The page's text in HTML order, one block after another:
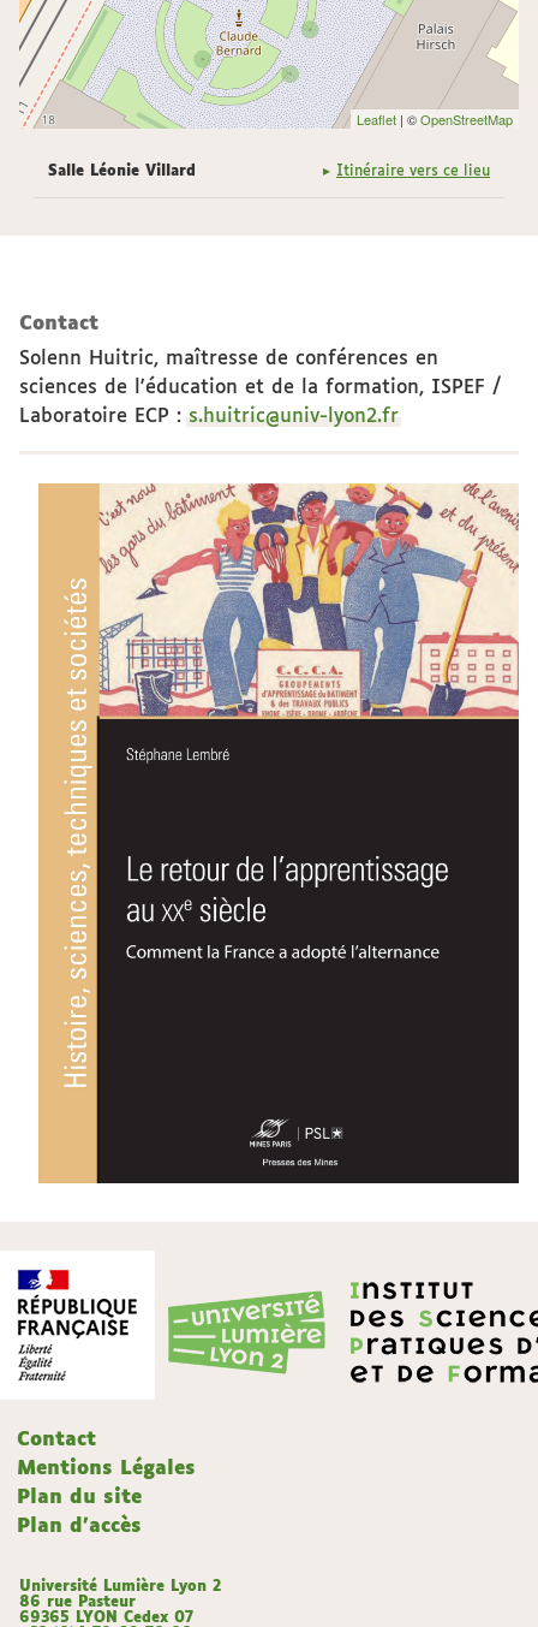
Leaflet | ©OpenStreetMap
Itinéraire vers ce lieu
Salle Léonie Villard
Contact
Solenn Huitric, maîtresse de conférences en
sciences de l'éducation et de la formation, ISPEF /
Laboratoire ECP : s.huitric@univ-lyon2.fr
Contact
Mentions Légales
Plan du site
Plan d'accès
Université Lumière Lyon 2
86 rue Pasteur
69365 LYON Cedex 07